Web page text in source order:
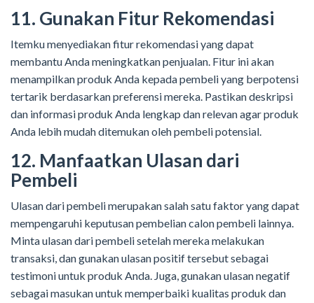
11. Gunakan Fitur Rekomendasi
Itemku menyediakan fitur rekomendasi yang dapat
membantu Anda meningkatkan penjualan. Fitur ini akan
menampilkan produk Anda kepada pembeli yang berpotensi
tertarik berdasarkan preferensi mereka. Pastikan deskripsi
dan informasi produk Anda lengkap dan relevan agar produk
Anda lebih mudah ditemukan oleh pembeli potensial.
12. Manfaatkan Ulasan dari
Pembeli
Ulasan dari pembeli merupakan salah satu faktor yang dapat
mempengaruhi keputusan pembelian calon pembeli lainnya.
Minta ulasan dari pembeli setelah mereka melakukan
transaksi, dan gunakan ulasan positif tersebut sebagai
testimoni untuk produk Anda. Juga, gunakan ulasan negatif
sebagai masukan untuk memperbaiki kualitas produk dan